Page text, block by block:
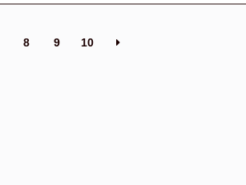
8 9 10